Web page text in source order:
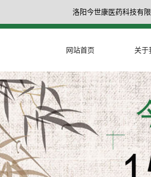
洛阳今世康医药科技有
网站首页 关于